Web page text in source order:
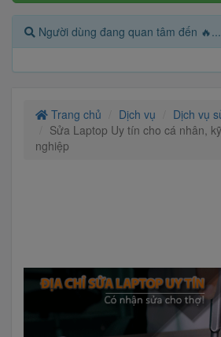
Người dùng đang quan tâm đến 🔥...
Trang chủ Dịch vụ
Dịch vụ
Sửa Laptop Uy tín cho cá nhân,
nghiệp